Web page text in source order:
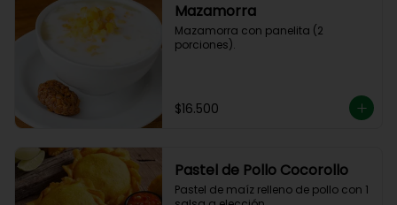
Mazamorra
Mazamorra con panelita (2
porciones).
$16.500
Pastel de Pollo Cocorollo
Pastel de maíz relleno de pollo con 1